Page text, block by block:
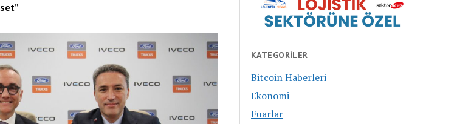
KATEGORILER
Bitcoin Haberleri
Ekonomi
Fuarlar